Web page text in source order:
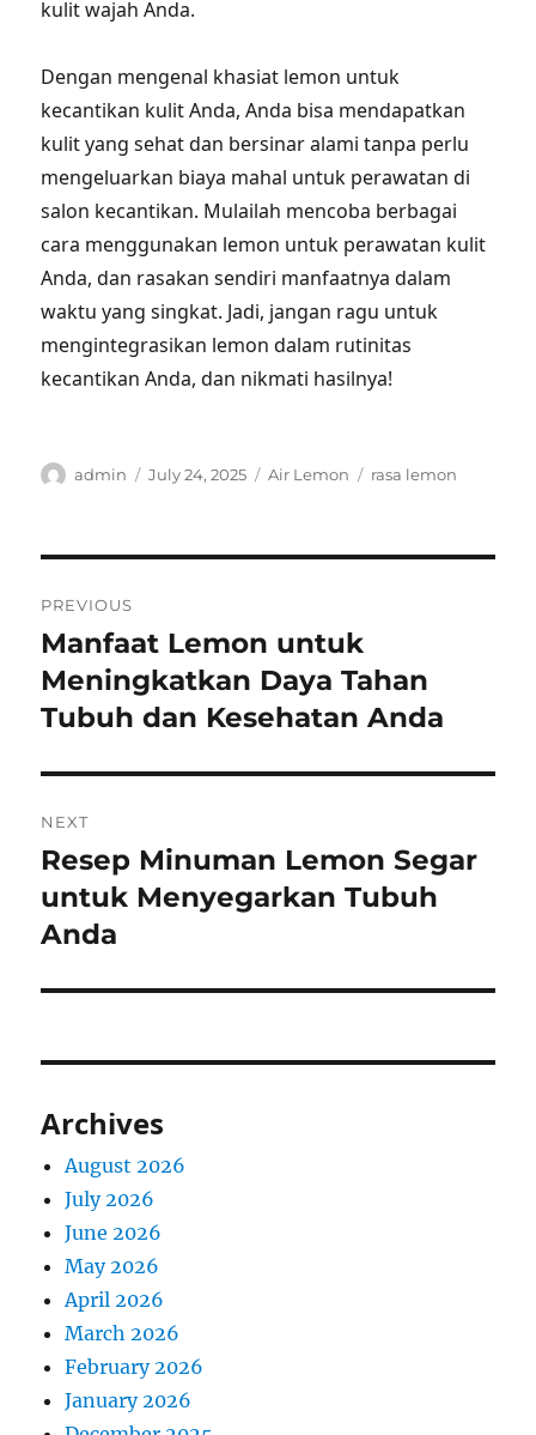
kulit wajah Anda.
Dengan mengenal khasiat lemon untuk
kecantikan kulit Anda, Anda bisa mendapatkan
kulit yang sehat dan bersinar alami tanpa perlu
mengeluarkan biaya mahal untuk perawatan di
salon kecantikan. Mulailah mencoba berbagai
cara menggunakan lemon untuk perawatan kulit
Anda, dan rasakan sendiri manfaatnya dalam
waktu yang singkat. Jadi, jangan ragu untuk
mengintegrasikan lemon dalam rutinitas
kecantikan Anda, dan nikmati hasilnya!
Author
admin
Posted
July 24, 2025 Categories
Air Lemon Tags
rasa lemon
navigation
PREVIOUS
Previous
post:
Manfaat Lemon untuk
Meningkatkan Daya Tahan
Tubuh dan Kesehatan Anda
NEXT
Next
post:
Resep Minuman Lemon Segar
untuk Menyegarkan Tubuh
Anda
Archives
August 2026
July 2026
June 2026
May 2026
April 2026
March 2026
February 2026
January 2026